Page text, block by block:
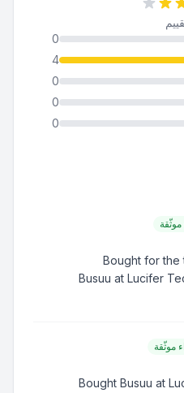
0
4
0
0
0
Bought for the
Busuu at Lucifer
موثّقة
Bought Busuu at